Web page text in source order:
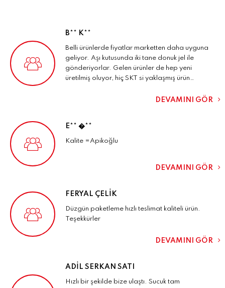
B** K**
Belli ürünlerde fiyatlar marketten daha uyguna
geliyor. Aşı kutusunda iki tane donuk jel ile
gönderiyorlar. Gelen ürünler de hep yeni
üretilmiş oluyor, hiç SKT si yaklaşmış ürün
olduysa farklı şehre gitti hemen ilgilendiler
DEVAMINI GÖR
E** �**
Kalite =Apikoğlu
DEVAMINI GÖR
FERYAL ÇELIK
Düzgün paketleme hızlı teslimat kaliteli ürün.
Teşekkürler
DEVAMINI GÖR
ADIL SERKAN SATI
Hızlı bir şekilde bize ulaştı. Sucuk tam